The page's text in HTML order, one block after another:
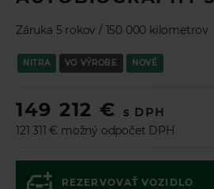
Záruka 5 rokov / 150 000 kilometrov
NITRA VO VÝROBE NOVÉ
149 212 €
s DPH
121 311 € možný odpočet DPH
REZERVOVAŤ VOZIDLO
Zaujala Vás táto ponuka? Pomocou
si môžete nezáväzne navrhnúť
záujmu ponuku odoslať na schválenie
vyplňte prosím formulár.
Podnikateľ